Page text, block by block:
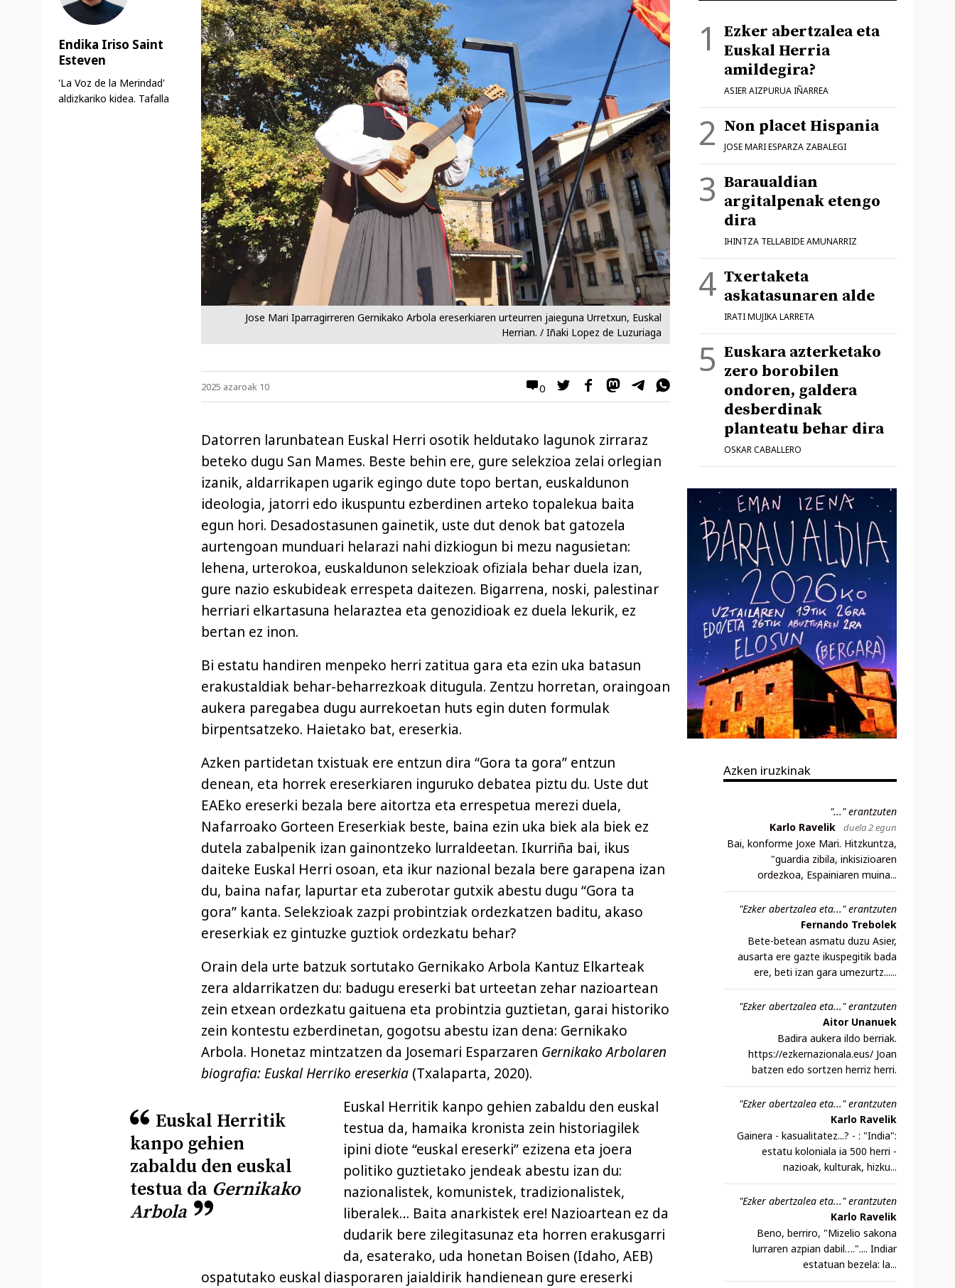
Jose Mari Iparragirreren Gernikako Arbola ereserkiaren urteurren jaieguna Urretxun, Euskal
Herrian. / Iñaki Lopez de Luzuriaga
0
2025 azaroak 10
Datorren larunbatean Euskal Herri osotik heldutako lagunok zirraraz
beteko dugu San Mames. Beste behin ere, gure selekzioa zelai orlegian
izanik, aldarrikapen ugarik egingo dute topo bertan, euskaldunon
ideologia, jatorri edo ikuspuntu ezberdinen arteko topalekua baita
egun hori. Desadostasunen gainetik, uste dut denok bat gatozela
aurtengoan munduari helarazi nahi dizkiogun bi mezu nagusietan:
lehena, urterokoa, euskaldunon selekzioak ofiziala behar duela izan,
gure nazio eskubideak errespeta daitezen. Bigarrena, noski, palestinar
herriari elkartasuna helaraztea eta genozidioak ez duela lekurik, ez
bertan ez inon.
Bi estatu handiren menpeko herri zatitua gara eta ezin uka batasun
erakustaldiak behar-beharrezkoak ditugula. Zentzu horretan, oraingoan
aukera paregabea dugu aurrekoetan huts egin duten formulak
birpentsatzeko. Haietako bat, ereserkia.
Azken partidetan txistuak ere entzun dira “Gora ta gora” entzun
denean, eta horrek ereserkiaren inguruko debatea piztu du. Uste dut
EAEko ereserki bezala bere aitortza eta errespetua merezi duela,
Nafarroako Gorteen Ereserkiak beste, baina ezin uka biek ala biek ez
dutela zabalpenik izan gainontzeko lurraldeetan. Ikurriña bai, ikus
daiteke Euskal Herri osoan, eta ikur nazional bezala bere garapena izan
du, baina nafar, lapurtar eta zuberotar gutxik abestu dugu “Gora ta
gora” kanta. Selekzioak zazpi probintziak ordezkatzen baditu, akaso
ereserkiak ez gintuzke guztiok ordezkatu behar?
Orain dela urte batzuk sortutako Gernikako Arbola Kantuz Elkarteak
zera aldarrikatzen du: badugu ereserki bat urteetan zehar nazioartean
zein etxean ordezkatu gaituena eta probintzia guztietan, garai historiko
zein kontestu ezberdinetan, gogotsu abestu izan dena: Gernikako
Arbola. Honetaz mintzatzen da Josemari Esparzaren Gernikako Arbolaren
biografia: Euskal Herriko ereserkia (Txalaparta, 2020).
Euskal Herritik
kanpo gehien
zabaldu den euskal
testua da Gernikako
Arbola
Euskal Herritik kanpo gehien zabaldu den euskal
testua da, hamaika kronista zein historiagilek
ipini diote “euskal ereserki” ezizena eta joera
politiko guztietako jendeak abestu izan du:
nazionalistek, komunistek, tradizionalistek,
liberalek… Baita anarkistek ere! Nazioartean ez da
dudarik bere zilegitasunaz eta horren erakusgarri
da, esaterako, uda honetan Boisen (Idaho, AEB)
ospatutako euskal diasporaren jaialdirik handienean gure ereserki
Endika Iriso Saint
Esteven
'La Voz de la Merindad'
aldizkariko kidea. Tafalla
Ezker abertzalea eta
Euskal Herria
amildegira?
ASIER AIZPURUA IÑARREA
Non placet Hispania
JOSE MARI ESPARZA ZABALEGI
Baraualdian
argitalpenak etengo
dira
IHINTZA TELLABIDE AMUNARRIZ
Txertaketa
askatasunaren alde
IRATI MUJIKA LARRETA
Euskara azterketako
zero borobilen
ondoren, galdera
desberdinak
planteatu behar dira
OSKAR CABALLERO
Azken iruzkinak
"..." erantzuten
Karlo Ravelik
duela 2 egun
Bai, konforme Joxe Mari. Hitzkuntza,
"guardia zibila, inkisizioaren
ordezkoa, Espainiaren muina...
"Ezker abertzalea eta..." erantzuten
Fernando Trebolek
Bete-betean asmatu duzu Asier,
ausarta ere gazte ikuspegitik bada
ere, beti izan gara umezurtz......
"Ezker abertzalea eta..." erantzuten
Aitor Unanuek
Badira aukera ildo berriak.
https://ezkernazionala.eus/ Joan
batzen edo sortzen herriz herri.
"Ezker abertzalea eta..." erantzuten
Karlo Ravelik
Gainera - kasualitatez...? - : "India":
estatu koloniala ia 500 herri -
nazioak, kulturak, hizku...
"Ezker abertzalea eta..." erantzuten
Karlo Ravelik
Beno, berriro, "Mizelio sakona
lurraren azpian dabil….".... Indiar
estatuan bezela: la...